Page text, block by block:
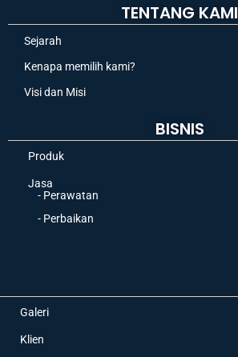
TENTANG KAMI
Sejarah
Kenapa memilih kami?
Visi dan Misi
BISNIS
Produk
Jasa
- Perawatan
- Perbaikan
Galeri
Klien